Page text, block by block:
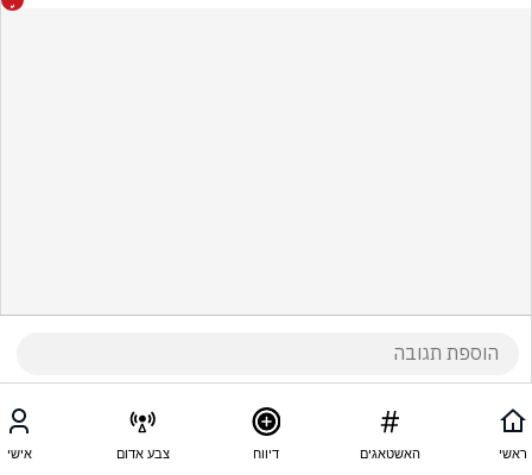
ראשי האשטאגים דיווח צבע אדום אישי